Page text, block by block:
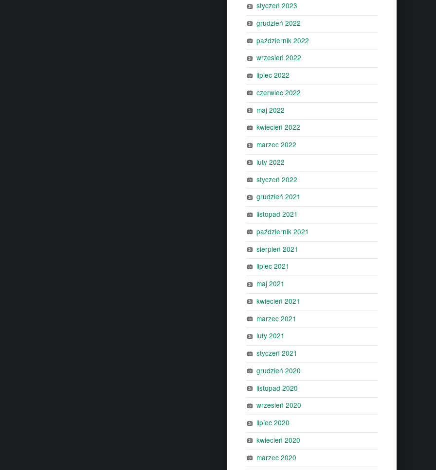
styczeń 2023
grudzień 2022
październik 2022
wrzesień 2022
lipiec 2022
czerwiec 2022
maj 2022
kwiecień 2022
marzec 2022
luty 2022
styczeń 2022
grudzień 2021
listopad 2021
październik 2021
sierpień 2021
lipiec 2021
maj 2021
kwiecień 2021
marzec 2021
luty 2021
styczeń 2021
grudzień 2020
listopad 2020
wrzesień 2020
lipiec 2020
kwiecień 2020
marzec 2020